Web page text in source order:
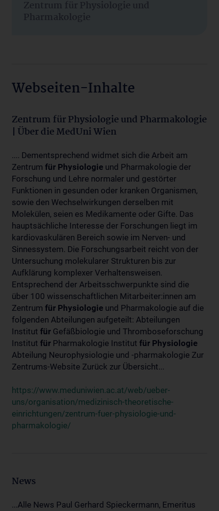
Zentrum für Physiologie und
Pharmakologie
Webseiten-Inhalte
Zentrum für Physiologie und Pharmakologie
| Über die MedUni Wien
.... Dementsprechend widmet sich die Arbeit am
Zentrum für Physiologie und Pharmakologie der
Forschung und Lehre normaler und gestörter
Funktionen in gesunden oder kranken Organismen,
sowie den Wechselwirkungen derselben mit
Molekülen, seien es Medikamente oder Gifte. Das
hauptsächliche Interesse der Forschungen liegt im
kardiovaskulären Bereich sowie im Nerven- und
Sinnessystem. Die Forschungsarbeit reicht von der
Untersuchung molekularer Strukturen bis zur
Aufklärung komplexer Verhaltensweisen.
Entsprechend der Arbeitsschwerpunkte sind die
über 100 wissenschaftlichen Mitarbeiter:innen am
Zentrum für Physiologie und Pharmakologie auf die
folgenden Abteilungen aufgeteilt: Abteilungen
Institut für Gefäßbiologie und Thromboseforschung
Institut für Pharmakologie Institut für Physiologie
Abteilung Neurophysiologie und -pharmakologie Zur
Zentrums-Website Zurück zur Übersicht...
https://www.meduniwien.ac.at/web/ueber-
uns/organisation/medizinisch-theoretische-
einrichtungen/zentrum-fuer-physiologie-und-
pharmakologie/
News
...Alle News Paul Gerhard Spieckermann, Emeritus